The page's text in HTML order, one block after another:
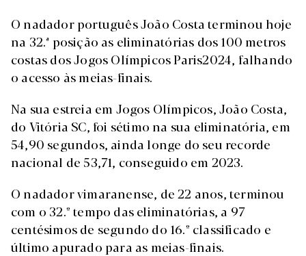
O nadador português João Costa terminou hoje
na 32.ª posição as eliminatórias dos 100 metros
costas dos Jogos Olímpicos Paris2024, falhando
o acesso às meias-finais.
Na sua estreia em Jogos Olímpicos, João Costa,
do Vitória SC, foi sétimo na sua eliminatória, em
54,90 segundos, ainda longe do seu recorde
nacional de 53,71, conseguido em 2023.
O nadador vimaranense, de 22 anos, terminou
com o 32.º tempo das eliminatórias, a 97
centésimos de segundo do 16.º classificado e
último apurado para as meias-finais.